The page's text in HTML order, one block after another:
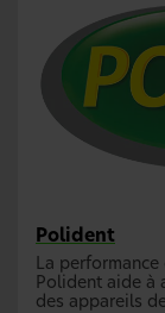
Polident
La
Polident aide à
des appareils